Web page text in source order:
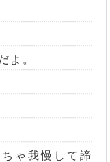
よ。
ゃ我慢して諦